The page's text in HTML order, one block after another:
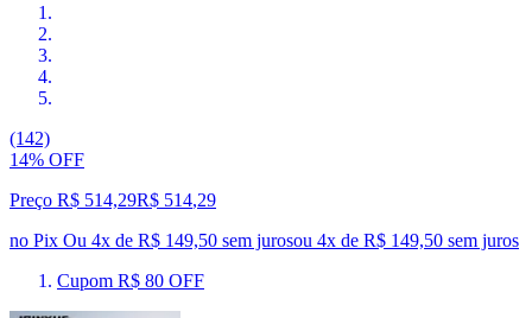
(142)
14% OFF
Preço R$ 514,29R$ 514,29
no Pix Ou 4x de R$ 149,50 sem jurosou 4x de R$ 149,50 sem juros
Cupom R$ 80 OFF